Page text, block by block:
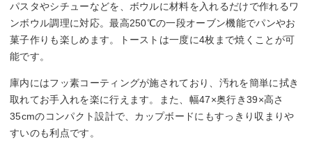
サイズ
幅470x高さ350x奥行390(ハンドルなどを入れた最大奥行寸
法：436)mm
パスタやシチューなどを、ボウルに材料を入れるだけで作れるワ
ンボウル調理に対応。最高250℃の一段オーブン機能でパンやお
菓子作りも楽しめます。トーストは一度に4枚まで焼くことが可
能です。
庫内にはフッ素コーティングが施されており、汚れを簡単に拭き
取れてお手入れを楽に行えます。また、幅47×奥行き39×高さ
35cmのコンパクト設計で、カップボードにもすっきり収まりや
すいのも利点です。